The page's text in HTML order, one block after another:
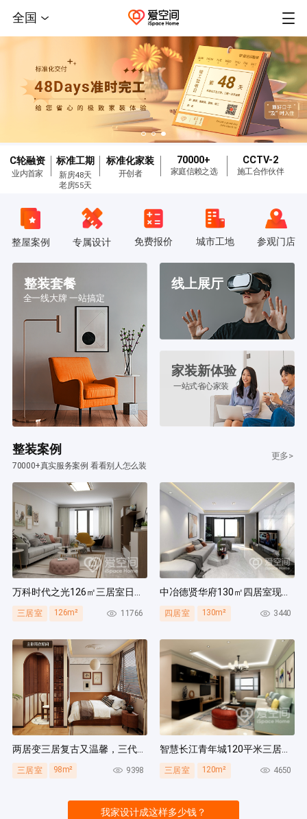
全国
C轮融资
业内首家
标准工期
新房48天
老房55天
标准化家装
开创者
70000+
家庭信赖之选
CCTV-2
施工合作伙伴
整屋案例 专属设计 免费报价 城市工地 参观门店
整装套餐
全一线大牌 一站搞定
线上展厅
家装新体验
一站式省心家装
整装案例
70000+真实服务案例 看看别人怎么装
更多>
万科时代之光126㎡三居室日式风装修案例
三居室 126m² 11766
中冶德贤华府130㎡四居室现代简约风装修案例
四居室 130m² 3440
两居变三居复古又温馨，三代人同住无压力，收纳量超绝！
三居室 98m² 9398
智慧长江青年城120平米三居室现代风装修案例
三居室 120m² 4650
我家设计成这样多少钱？